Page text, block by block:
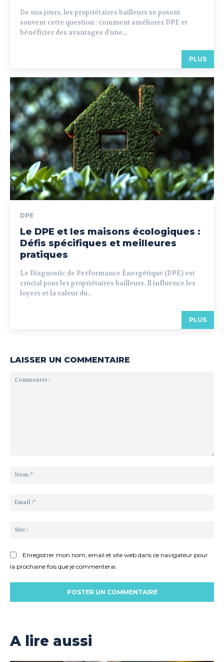
De nos jours, les propriétaires bailleurs se posent
souvent cette question : comment améliorer DPE et
bénéficier des avantages d'une...
PLUS
DPE
Le DPE et les maisons écologiques :
Défis spécifiques et meilleures
pratiques
Le Diagnostic de Performance Énergétique (DPE) est
crucial pour les propriétaires bailleurs. Il influence les
loyers et la valeur du...
PLUS
LAISSER UN COMMENTAIRE
Enregistrer mon nom, email et site web dans ce navigateur pour
la prochaine fois que je commenterai.
A lire aussi